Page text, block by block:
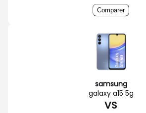
Comparer
samsung
galaxy a15 5g
VS